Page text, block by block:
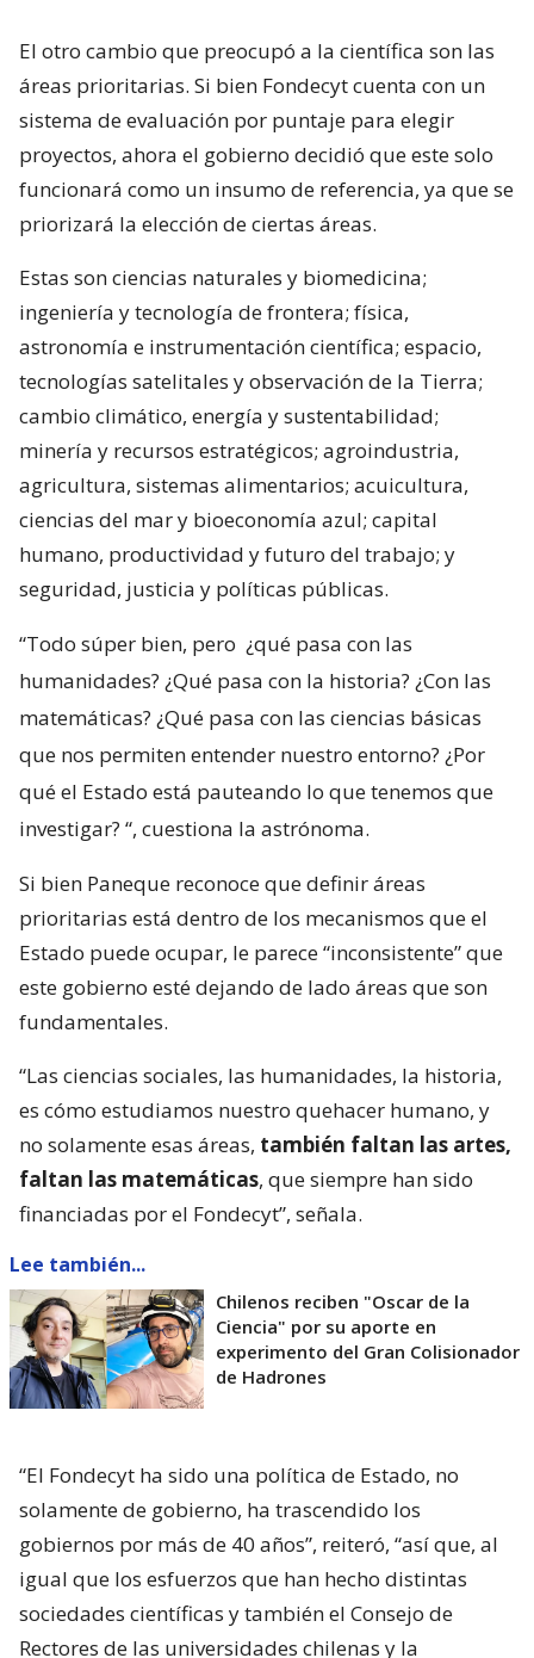
El otro cambio que preocupó a la científica son las
áreas prioritarias. Si bien Fondecyt cuenta con un
sistema de evaluación por puntaje para elegir
proyectos, ahora el gobierno decidió que este solo
funcionará como un insumo de referencia, ya que se
priorizará la elección de ciertas áreas.
Estas son ciencias naturales y biomedicina;
ingeniería y tecnología de frontera; física,
astronomía e instrumentación científica; espacio,
tecnologías satelitales y observación de la Tierra;
cambio climático, energía y sustentabilidad;
minería y recursos estratégicos; agroindustria,
agricultura, sistemas alimentarios; acuicultura,
ciencias del mar y bioeconomía azul; capital
humano, productividad y futuro del trabajo; y
seguridad, justicia y políticas públicas.
“Todo súper bien, pero ¿qué pasa con las
humanidades? ¿Qué pasa con la historia? ¿Con las
matemáticas? ¿Qué pasa con las ciencias básicas
que nos permiten entender nuestro entorno? ¿Por
qué el Estado está pauteando lo que tenemos que
investigar? “, cuestiona la astrónoma.
Si bien Paneque reconoce que definir áreas
prioritarias está dentro de los mecanismos que el
Estado puede ocupar, le parece “inconsistente” que
este gobierno esté dejando de lado áreas que son
fundamentales.
“Las ciencias sociales, las humanidades, la historia,
es cómo estudiamos nuestro quehacer humano, y
no solamente esas áreas, también faltan las artes,
faltan las matemáticas, que siempre han sido
financiadas por el Fondecyt”, señala.
Lee también...
Chilenos reciben "Oscar de la
Ciencia" por su aporte en
experimento del Gran Colisionador
de Hadrones
“El Fondecyt ha sido una política de Estado, no
solamente de gobierno, ha trascendido los
gobiernos por más de 40 años”, reiteró, “así que, al
igual que los esfuerzos que han hecho distintas
sociedades científicas y también el Consejo de
Rectores de las universidades chilenas y la